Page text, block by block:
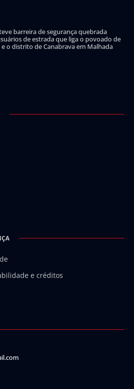
barreira de segurança quebrada
de estrada que liga o povoado de
o distrito de Canabrava em Malhada
e créditos